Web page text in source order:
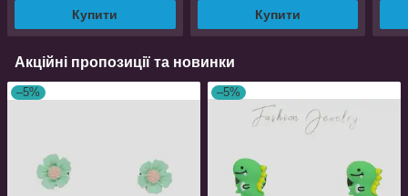
Купити Купити
Акційні пропозиції та новинки
–5% –5%